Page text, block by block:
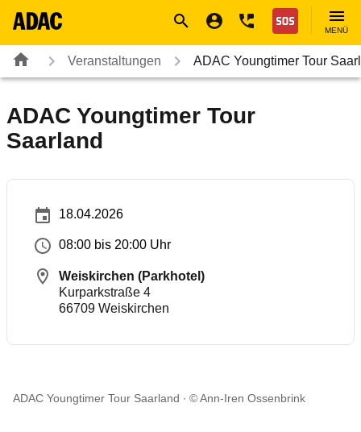
Nothilfe
MENÜ
Veranstaltungen ADAC Youngtimer Tour
ADAC Youngtimer Tour
Saarland
18.04.2026
08:00 bis 20:00 Uhr
Weiskirchen (Parkhotel)
Kurparkstraße 4
66709 Weiskirchen
ADAC Youngtimer Tour Saarland © Ann-Iren Ossenbrink